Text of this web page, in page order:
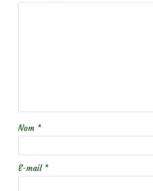
Nom *
E-mail *